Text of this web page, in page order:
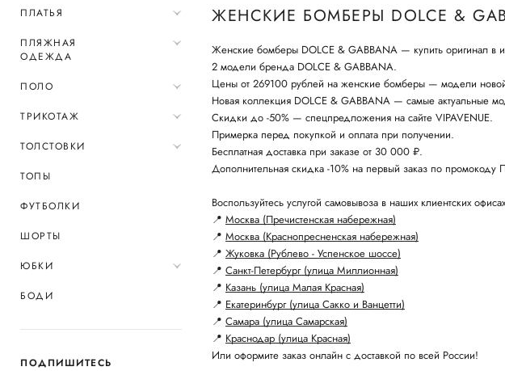
ПЛАТЬЯ
ПЛЯЖНАЯ
ОДЕЖДА
ПОЛО
ТРИКОТАЖ
ТОЛСТОВКИ
ТОПЫ
ФУТБОЛКИ
ШОРТЫ
ЮБКИ
БОДИ
ПОДПИШИТЕСЬ
ЖЕНСКИЕ БОМБЕРЫ DOLCE &
Женские бомберы DOLCE & GABBANA — купить оригинал в
2 модели бренда DOLCE & GABBANA.
Цены от 269100 рублей на женские бомберы — модели
Новая коллекция DOLCE & GABBANA — самые актуальные
Скидки до -50% — спецпредложения на сайте VIPAVENUE.
Примерка перед покупкой и оплата при получении.
Бесплатная доставка при заказе от 30 000 ₽.
Дополнительная скидка -10% на первый заказ по
Воспользуйтесь услугой самовывоза в наших клиентских
📍 Москва (Пречистенская набережная)
📍 Москва (Краснопресненская набережная)
📍 Жуковка (Рублево - Успенское шоссе)
📍 Санкт-Петербург (улица Миллионная)
📍 Казань (улица Малая Красная)
📍 Екатеринбург (улица Сакко и Ванцетти)
📍 Самара (улица Самарская)
📍 Краснодар (улица Красная)
Или оформите заказ онлайн с доставкой по всей России!